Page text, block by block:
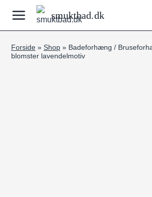
indhold
smuktbad.dk
Forside » Shop » Badeforhæng /
blomster lavendelmotiv